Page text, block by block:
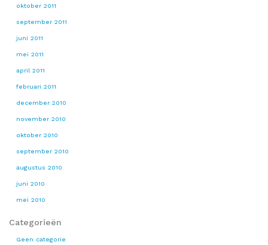
oktober 2011
september 2011
juni 2011
mei 2011
april 2011
februari 2011
december 2010
november 2010
oktober 2010
september 2010
augustus 2010
juni 2010
mei 2010
Categorieën
Geen categorie